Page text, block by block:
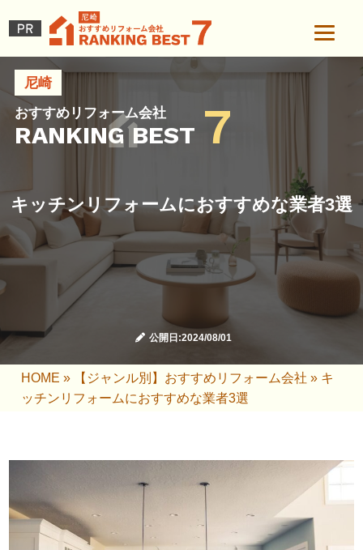
尼崎
おすすめリフォーム会社
RANKING BEST 7
キッチンリフォームにおすすめな業者3選
公開日:2024/08/01
HOME » 【ジャンル別】おすすめリフォーム会社 » キ
ッチンリフォームにおすすめな業者3選